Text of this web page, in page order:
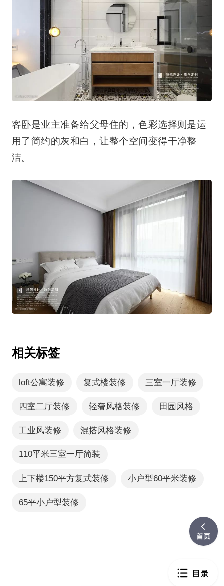
客卧是业主准备给父母住的，色彩选择则是运
用了简约的灰和白，让整个空间变得干净整
洁。
相关标签
loft公寓装修 复式楼装修 三室一厅装修
四室二厅装修 轻奢风格装修 田园风格
工业风装修 混搭风格装修
110平米三室一厅简装
上下楼150平方复式装修 小户型60平米装修
65平小户型装修